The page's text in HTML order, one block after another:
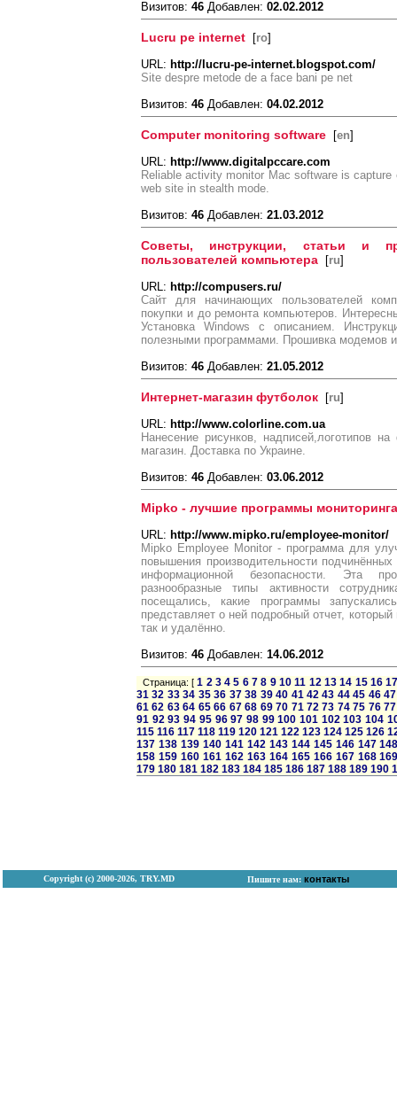
Визитов: 46 Добавлен: 02.02.2012
Lucru pe internet [ro]
URL: http://lucru-pe-internet.blogspot.com/
Site despre metode de a face bani pe net
Визитов: 46 Добавлен: 04.02.2012
Computer monitoring software [en]
URL: http://www.digitalpccare.com
Reliable activity monitor Mac software is
web site in stealth mode.
Визитов: 46 Добавлен: 21.03.2012
Советы, инструкции, статьи и
пользователей компьютера [ru]
URL: http://compusers.ru/
Сайт для начинающих пользователей
покупки и до ремонта компьютеров.
Установка Windows с описанием.
полезными программами. Прошивка модемов и
Визитов: 46 Добавлен: 21.05.2012
Интернет-магазин футболок [ru]
URL: http://www.colorline.com.ua
Нанесение рисунков, надписей,логотипов
магазин. Доставка по Украине.
Визитов: 46 Добавлен: 03.06.2012
Mipko - лучшие программы
URL: http://www.mipko.ru/employee-monitor/
Mipko Employee Monitor - программа для
повышения производительности
информационной безопасности. Эта
разнообразные типы активности
посещались, какие программы
представляет о ней подробный отчет,
так и удалённо.
Визитов: 46 Добавлен: 14.06.2012
Страница: [1 2 3 4 5 6 7 8 9 10 11 12 13 14 15 16
31 32 33 34 35 36 37 38 39 40 41 42 43 44 45 46 47
61 62 63 64 65 66 67 68 69 70 71 72 73 74 75 76 77
91 92 93 94 95 96 97 98 99 100 101 102 103 104
115 116 117 118 119 120 121 122 123 124 125 126
137 138 139 140 141 142 143 144 145 146 147
158 159 160 161 162 163 164 165 166 167 168
179 180 181 182 183 184 185 186 187 188 189 190
Copyright (с) 2000-2026, TRY.MD Пишите нам: контакты